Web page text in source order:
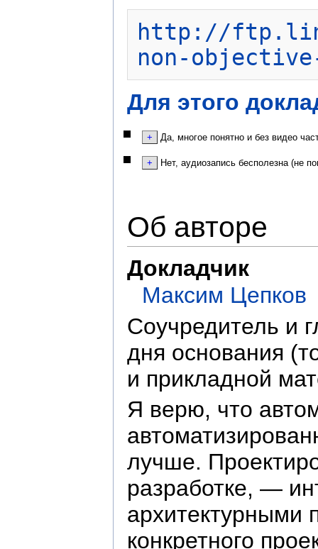
http://
non-
Для этого
Да, многое понятно и без видео
Нет, аудиозапись бесполезна (не
Об авторе
Докладчик
Максим Цепков
Соучредитель и
дня основания
и прикладной
Я верю, что
лучше.
разработке, —
архитектурными
конкретного